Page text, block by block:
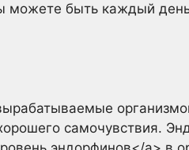
можете быть каждый
самочувствия.